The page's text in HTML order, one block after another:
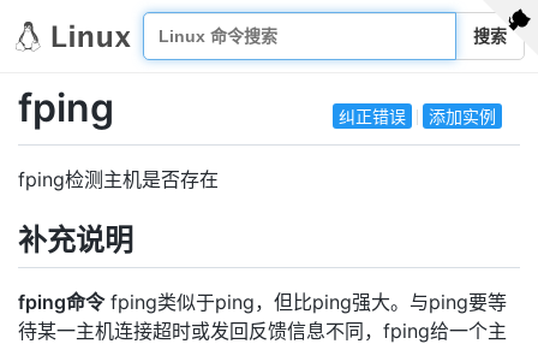
搜索
纠正错误 添加实例
fping
fping检测主机是否存在
补充说明
fping命令fping类似于ping，但比ping强大。与ping要等
待某一主机连接超时或发回反馈信息不同，fping给一个主